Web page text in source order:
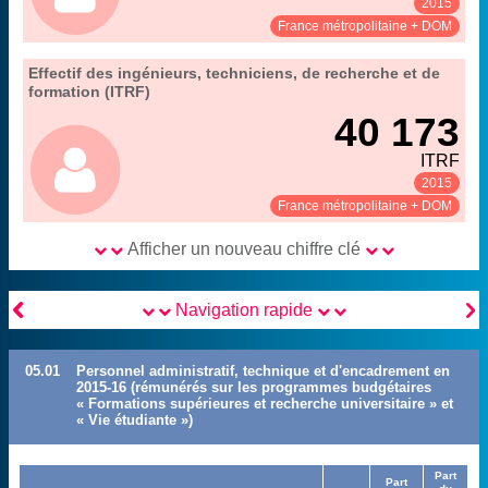
2015
France métropolitaine + DOM
Voir :
Partager :
Effectif des ingénieurs, techniciens, de recherche et de
formation (ITRF)
40 173
ITRF
2015
France métropolitaine + DOM
Voir :
Partager :
Extrait de la fiche "
05. les personnels non-enseignants de
l’enseignement supérieur public sous tutelle du MENESR
".
Couverture :
établissements d'enseignement supérieur sous tutelle du
MENESR
Source :
MENESR-DEPP, Fichier de paye (janvier 2015)
Afficher un nouveau chiffre clé
 
Navigation rapide
05.01
Personnel administratif, technique et d'encadrement en
2015-16 (rémunérés sur les programmes budgétaires
« Formations supérieures et recherche universitaire » et
« Vie étudiante »)
Part
Part